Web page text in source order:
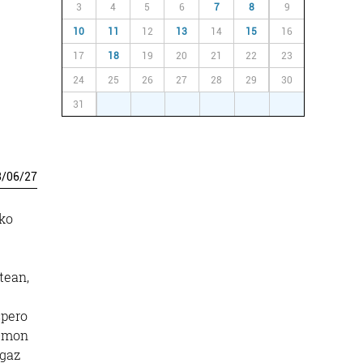
/06/27
3 4 5 6 7 8 9
10 11 12 13 14 15 16
17 18 19 20 21 22 23
24 25 26 27 28 29 30
31